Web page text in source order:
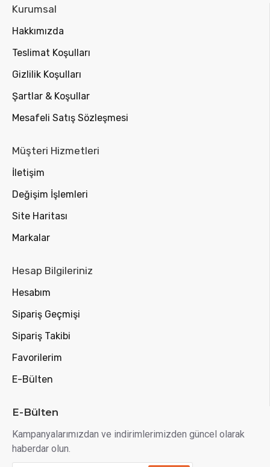
Kurumsal
Hakkımızda
Teslimat Koşulları
Gizlilik Koşulları
Şartlar & Koşullar
Mesafeli Satış Sözleşmesi
Müşteri Hizmetleri
İletişim
Değişim İşlemleri
Site Haritası
Markalar
Hesap Bilgileriniz
Hesabım
Sipariş Geçmişi
Sipariş Takibi
Favorilerim
E-Bülten
E-Bülten
Kampanyalarımızdan ve indirimlerimizden güncel olarak
haberdar olun.